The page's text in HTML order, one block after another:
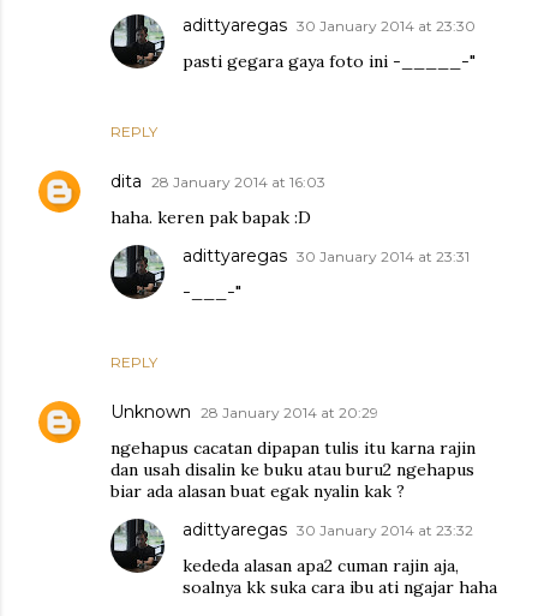
REPLY
adittyaregas 30 January 2014 at 23:30
pasti gegara gaya foto ini -_____-"
dita 28 January 2014 at 16:03
haha. keren pak bapak :D
REPLY
adittyaregas 30 January 2014 at 23:31
-___-"
Unknown 28 January 2014 at 20:29
ngehapus cacatan dipapan tulis itu karna rajin
dan usah disalin ke buku atau buru2 ngehapus
biar ada alasan buat egak nyalin kak ?
adittyaregas 30 January 2014 at 23:32
kededa alasan apa2 cuman rajin aja,
soalnya kk suka cara ibu ati ngajar haha